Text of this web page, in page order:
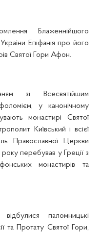
Блаженнійшого
Епіфанія про його
Святої Гори Афон.
зі Всесвятійшим
у канонічному
монастирі Святої
Київський і всієї
Православної Церкви
перебував у Греції з
монастирів та
паломницькі
та Протату Святої Гори,